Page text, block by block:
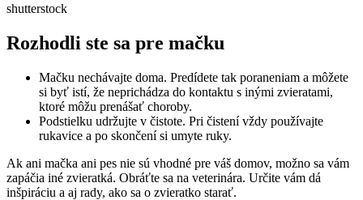
shutterstock
Rozhodli ste sa pre mačku
Mačku nechávajte doma. Predídete tak poraneniam a môžete
si byť istí, že neprichádza do kontaktu s inými zvieratami,
ktoré môžu prenášať choroby.
Podstielku udržujte v čistote. Pri čistení vždy používajte
rukavice a po skončení si umyte ruky.
Ak ani mačka ani pes nie sú vhodné pre váš domov, možno sa vám
zapáčia iné zvieratká. Obráťte sa na veterinára. Určite vám dá
inšpiráciu a aj rady, ako sa o zvieratko starať.